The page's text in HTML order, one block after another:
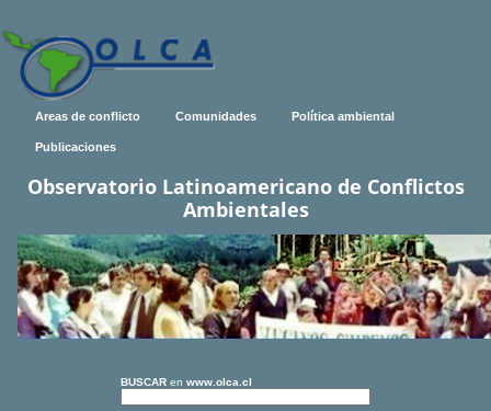
Areas de conflicto Comunidades Política ambiental
Publicaciones
Observatorio Latinoamericano de Conflictos
Ambientales
BUSCAR en www.olca.cl